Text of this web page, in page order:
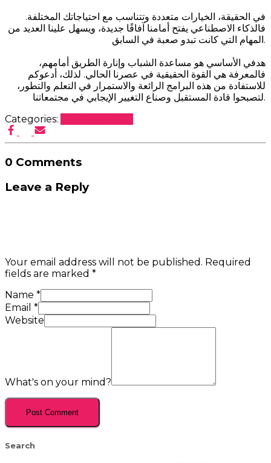
في الحقيقة، الخيارات متعددة وتتناسب مع احتياجاتك المختلفة.
فالذكاء الاصطناعي يفتح أمامنا آفاقًا جديدة، ويسهل علينا العديد من
المهام التي كانت تبدو صعبة في السابق.
هدفي الأساسي هو مساعدة الشباب وإنارة الطريق أمامهم،
فالمعرفة هي القوة الحقيقية في عصرنا الحالي. لذلك، أدعوكم
للاستفادة من هذه البرامج الرائعة والاستمرار في التعلم والتطور،
لتصبحوا قادة المستقبل وصناع التغيير الإيجابي في مجتمعاتنا.
Categories:
0 Comments
Leave a Reply
Your email address will not be published. Required
fields are marked *
Name *
Email *
Website
What's on your mind?
Search